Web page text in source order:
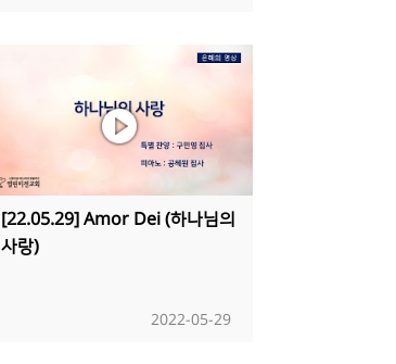
[22.05.29] Amor Dei (하나님의
사랑)
2022-05-29